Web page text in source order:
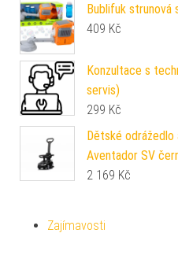
Bublifuk strunová
409 Kč
Konzultace s
servis)
299 Kč
Dětské
Aventador SV
2 169 Kč
Zajímavosti